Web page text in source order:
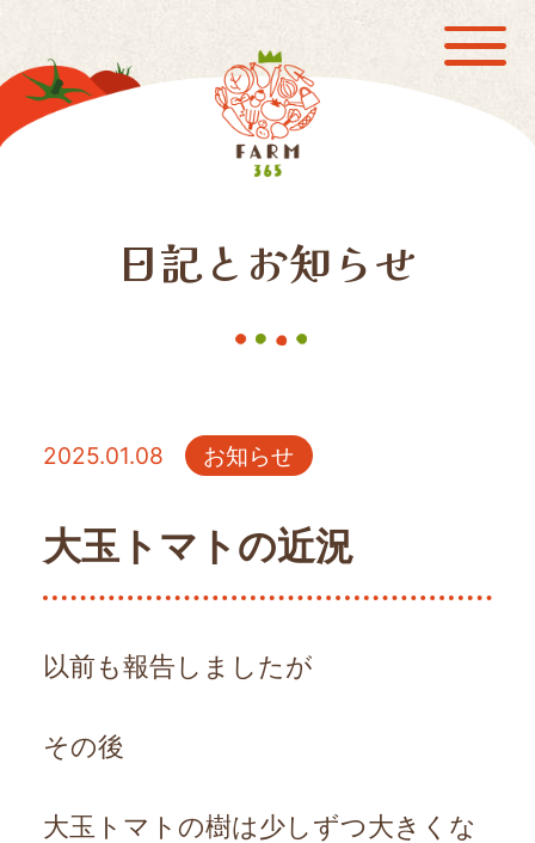
日記とお知らせ
2025.01.08 お知らせ
大玉トマトの近況
以前も報告しましたが
その後
大玉トマトの樹は少しずつ大きくな